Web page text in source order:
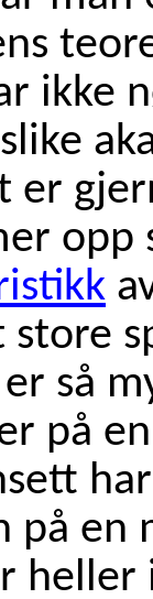
ikke
er
opp
så
på
på en
heller